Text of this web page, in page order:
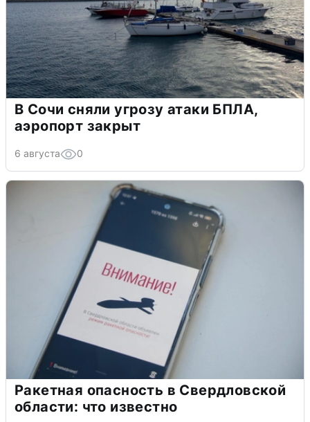
В Сочи сняли угрозу атаки БПЛА,
аэропорт закрыт
6 августа 0
Ракетная опасность в Свердловской
области: что известно